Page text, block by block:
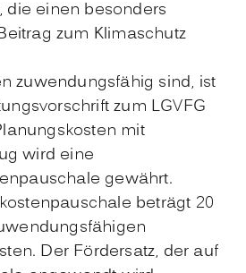
die einen besonders
zum Klimaschutz
zuwendungsfähig sind, ist
zum LGVFG
mit
wird eine
gewährt.
beträgt 20
Der Fördersatz, der auf